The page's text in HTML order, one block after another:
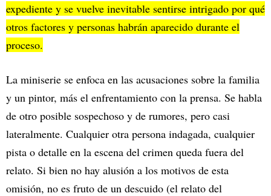
expediente y se vuelve inevitable sentirse intrigado por qué
otros factores y personas habrán aparecido durante el
proceso.
La miniserie se enfoca en las acusaciones sobre la familia
y un pintor, más el enfrentamiento con la prensa. Se habla
de otro posible sospechoso y de rumores, pero casi
lateralmente. Cualquier otra persona indagada, cualquier
pista o detalle en la escena del crimen queda fuera del
relato. Si bien no hay alusión a los motivos de esta
omisión, no es fruto de un descuido (el relato del